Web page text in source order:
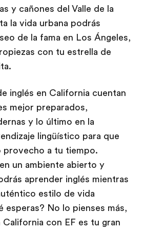
y cañones del Valle de la
la vida urbana podrás
de la fama en Los Ángeles,
con tu estrella de
inglés en California cuentan
mejor preparados,
y lo último en la
lingüístico para que
provecho a tu tiempo.
un ambiente abierto y
aprender inglés mientras
estilo de vida
esperas? No lo pienses más,
California con EF es tu gran